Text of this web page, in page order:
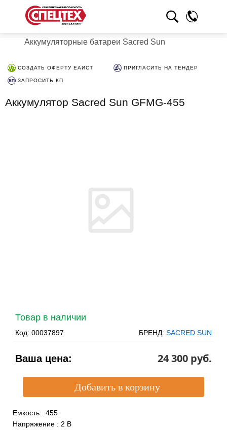
Аккумуляторные батареи Sacred Sun
СОЗДАТЬ ОФЕРТУ ЕАИСТ ПРИГЛАСИТЬ НА ТЕНДЕР
ЗАПРОСИТЬ КП
Аккумулятор Sacred Sun GFMG-455
Товар в наличии
Код: 00037897 БРЕНД: SACRED SUN
Ваша цена: 24 300 pуб.
Емкость : 455
Напряжение : 2 В